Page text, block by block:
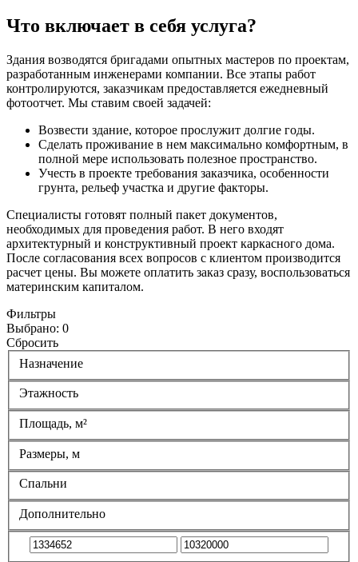
Что включает в себя услуга?
Здания возводятся бригадами опытных мастеров по проектам,
разработанным инженерами компании. Все этапы работ
контролируются, заказчикам предоставляется ежедневный
фотоотчет. Мы ставим своей задачей:
Возвести здание, которое прослужит долгие годы.
Сделать проживание в нем максимально комфортным, в
полной мере использовать полезное пространство.
Учесть в проекте требования заказчика, особенности
грунта, рельеф участка и другие факторы.
Специалисты готовят полный пакет документов,
необходимых для проведения работ. В него входят
архитектурный и конструктивный проект каркасного дома.
После согласования всех вопросов с клиентом производится
расчет цены. Вы можете оплатить заказ сразу, воспользоваться
материнским капиталом.
Фильтры
Выбрано: 0
Сбросить
Назначение
Этажность
Площадь, м²
Размеры, м
Спальни
Дополнительно